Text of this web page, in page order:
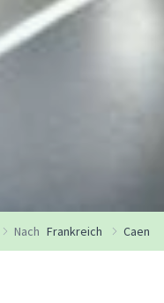
Nach Frankreich Caen